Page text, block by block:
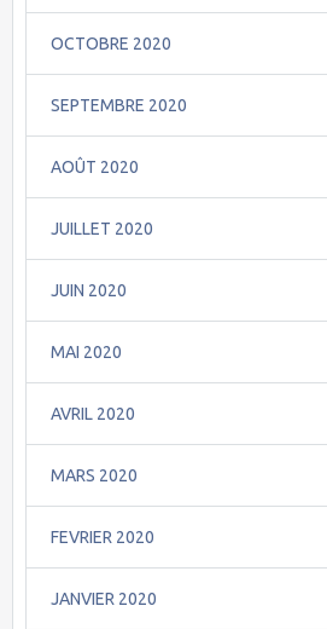
OCTOBRE 2020
SEPTEMBRE 2020
AOÛT 2020
JUILLET 2020
JUIN 2020
MAI 2020
AVRIL 2020
MARS 2020
FEVRIER 2020
JANVIER 2020